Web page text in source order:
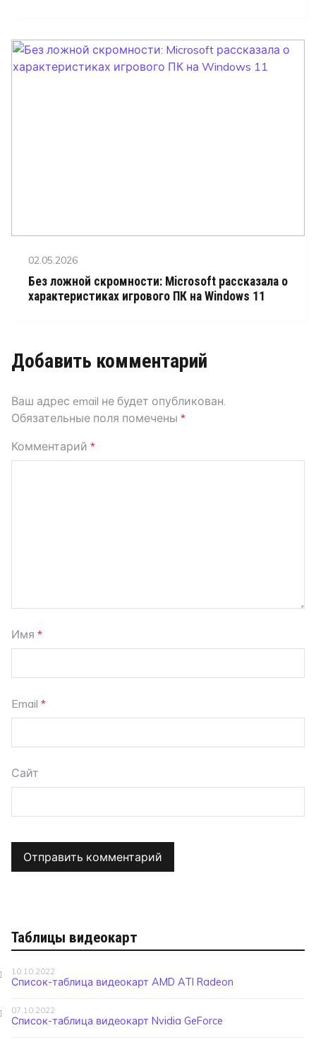
Posted
02.05.2026
Без ложной скромности: Microsoft рассказала о
характеристиках игрового ПК на Windows 11
Добавить комментарий
Ваш адрес email не будет опубликован.
Обязательные поля помечены *
Комментарий *
Имя *
Email *
Сайт
Таблицы видеокарт
10.10.2022
Список-таблица видеокарт AMD ATI Radeon
07.10.2022
Список-таблица видеокарт Nvidia GeForce